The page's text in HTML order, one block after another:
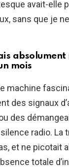
avait-elle
sans que je
mois
machine
des signaux
des
radio. La
et ne picotait
totale